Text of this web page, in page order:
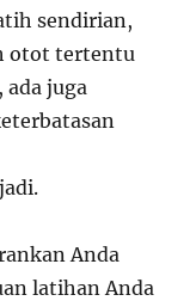
sendirian,
otot tertentu
juga
Anda
latihan Anda